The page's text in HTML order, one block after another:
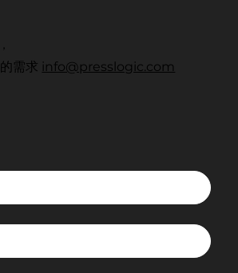
需求 info@presslogic.com